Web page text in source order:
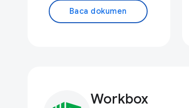
Baca dokumen
Workbox